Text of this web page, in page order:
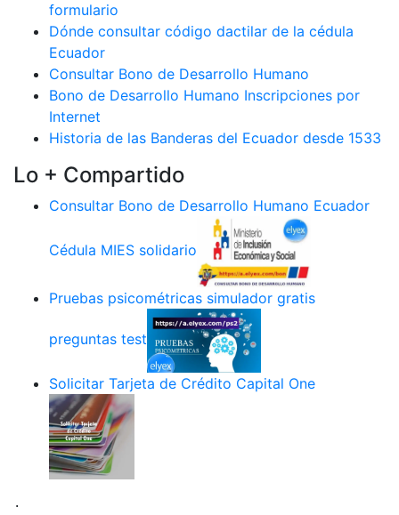
formulario
Dónde consultar código dactilar de la cédula
Ecuador
Consultar Bono de Desarrollo Humano
Bono de Desarrollo Humano Inscripciones por
Internet
Historia de las Banderas del Ecuador desde 1533
Lo + Compartido
Consultar Bono de Desarrollo Humano Ecuador
Cédula MIES solidario
Pruebas psicométricas simulador gratis
preguntas test
Solicitar Tarjeta de Crédito Capital One
.